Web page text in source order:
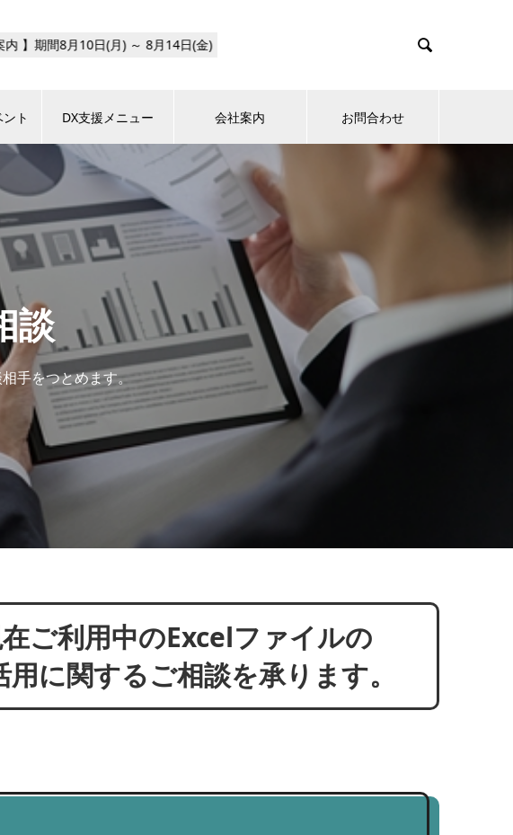

ト DX支援メニュー 会社案内 お問合わせ
談
手をつとめます。
ご利用中のExcelファイルの
に関するご相談を承ります。